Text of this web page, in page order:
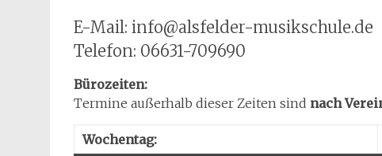
E-Mail: info@alsfelder-musikschule.de
Telefon: 06631-709690
Bürozeiten:
Termine außerhalb dieser Zeiten sind nach
Wochentag: